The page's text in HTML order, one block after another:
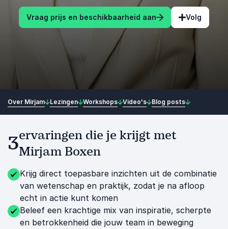
Vraag prijs en beschikbaarheid aan Volg
Over Mirjam Lezingen Workshops Video's Blog posts
3ervaringen die je krijgt met
Mirjam Boxen
Krijg direct toepasbare inzichten uit de combinatie
van wetenschap en praktijk, zodat je na afloop
echt in actie kunt komen
Beleef een krachtige mix van inspiratie, scherpte
en betrokkenheid die jouw team in beweging